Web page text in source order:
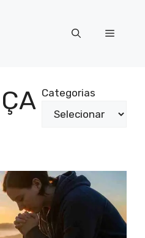
Menu
Categorias